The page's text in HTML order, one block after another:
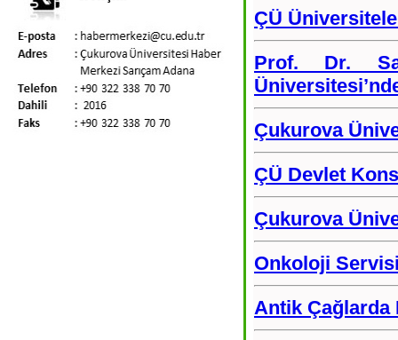
ÇÜ
Prof. Dr.
Çukurova
ÇÜ Devlet
Çukurova
Onkoloji
Antik Çağlarda